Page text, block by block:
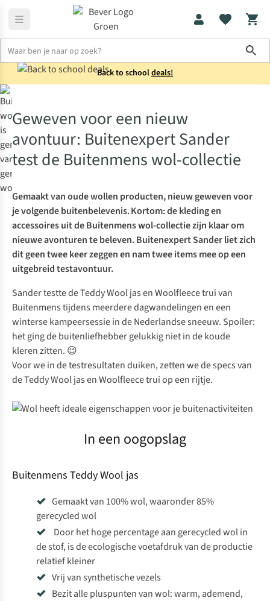
Back to schooldeals!
Outdoor
Geweven voor een nieuw
avontuur: Buitenexpert Sander
test de Buitenmens wol-collectie
Gemaakt van oude wollen producten, nieuw geweven voor
je volgende buitenbelevenis. Kortom: de kleding en
accessoires uit de Buitenmens wol-collectie zijn klaar om
nieuwe avonturen te beleven. Buitenexpert Sander liet zich
dit geen twee keer zeggen en nam twee items mee op een
uitgebreid testavontuur.
Sander testte de Teddy Wool jas en Woolfleece trui van
Buitenmens tijdens meerdere dagwandelingen en een
winterse kampeersessie in de Nederlandse sneeuw. Spoiler:
het ging de buitenliefhebber gelukkig niet in de koude
kleren zitten. 😉
Voor we in de testresultaten duiken, zetten we de specs van
de Teddy Wool jas en Woolfleece trui op een rijtje.
In een oogopslag
Buitenmens Teddy Wool jas
Gemaakt van 100% wol, waaronder 85%
gerecycled wol
Door het hoge percentage aan gerecycled wol in
de stof, is de ecologische voetafdruk van de productie
relatief kleiner
Vrij van synthetische vezels
Bezit alle pluspunten van wol: warm, ademend,